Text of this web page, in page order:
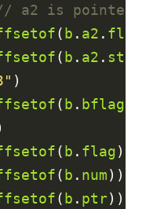
(b . a2 . flag
(b . a2 . strs
(b . bflag3
(b . flag))
(b . num))
(b . ptr))